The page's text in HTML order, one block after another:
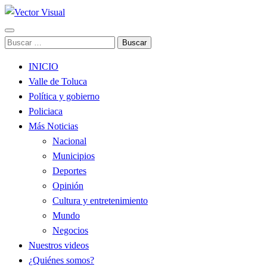
Vector Visual
Noticias y Producción Audiovisual
Buscar:
INICIO
Valle de Toluca
Política y gobierno
Policiaca
Más Noticias
Nacional
Municipios
Deportes
Opinión
Cultura y entretenimiento
Mundo
Negocios
Nuestros videos
¿Quiénes somos?